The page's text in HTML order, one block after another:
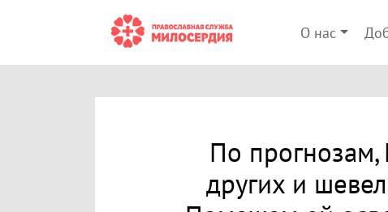
О нас
По
других и